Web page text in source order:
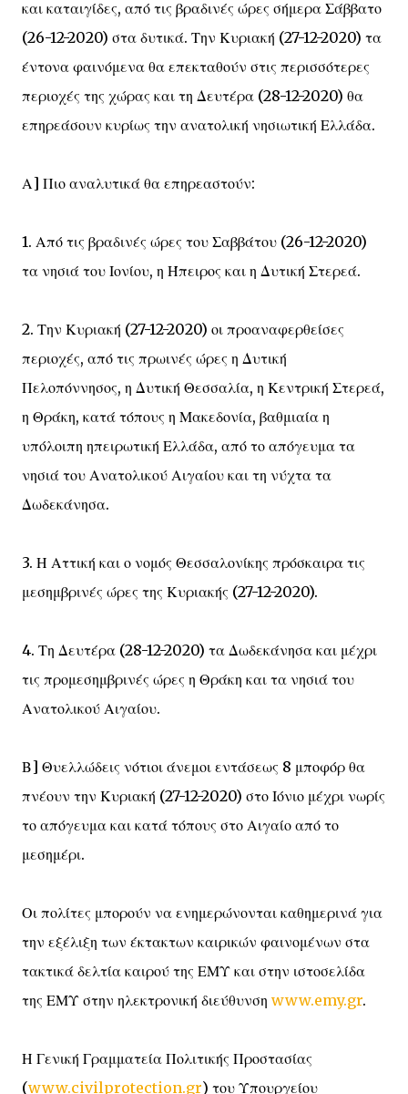
και καταιγίδες, από τις βραδινές ώρες σήμερα Σάββατο
(26-12-2020) στα δυτικά. Την Κυριακή (27-12-2020) τα
έντονα φαινόμενα θα επεκταθούν στις περισσότερες
περιοχές της χώρας και τη Δευτέρα (28-12-2020) θα
επηρεάσουν κυρίως την ανατολική νησιωτική Ελλάδα.
Α] Πιο αναλυτικά θα επηρεαστούν:
1. Από τις βραδινές ώρες του Σαββάτου (26-12-2020)
τα νησιά του Ιονίου, η Ήπειρος και η Δυτική Στερεά.
2. Την Κυριακή (27-12-2020) οι προαναφερθείσες
περιοχές, από τις πρωινές ώρες η Δυτική
Πελοπόννησος, η Δυτική Θεσσαλία, η Κεντρική Στερεά,
η Θράκη, κατά τόπους η Μακεδονία, βαθμιαία η
υπόλοιπη ηπειρωτική Ελλάδα, από το απόγευμα τα
νησιά του Ανατολικού Αιγαίου και τη νύχτα τα
Δωδεκάνησα.
3. Η Αττική και ο νομός Θεσσαλονίκης πρόσκαιρα τις
μεσημβρινές ώρες της Κυριακής (27-12-2020).
4. Τη Δευτέρα (28-12-2020) τα Δωδεκάνησα και μέχρι
τις προμεσημβρινές ώρες η Θράκη και τα νησιά του
Ανατολικού Αιγαίου.
Β] Θυελλώδεις νότιοι άνεμοι εντάσεως 8 μποφόρ θα
πνέουν την Κυριακή (27-12-2020) στο Ιόνιο μέχρι νωρίς
το απόγευμα και κατά τόπους στο Αιγαίο από το
μεσημέρι.
Οι πολίτες μπορούν να ενημερώνονται καθημερινά για
την εξέλιξη των έκτακτων καιρικών φαινομένων στα
τακτικά δελτία καιρού της ΕΜΥ και στην ιστοσελίδα
της ΕΜΥ στην ηλεκτρονική διεύθυνση www.emy.gr.
Η Γενική Γραμματεία Πολιτικής Προστασίας
(www.civilprotection.gr) του Υπουργείου